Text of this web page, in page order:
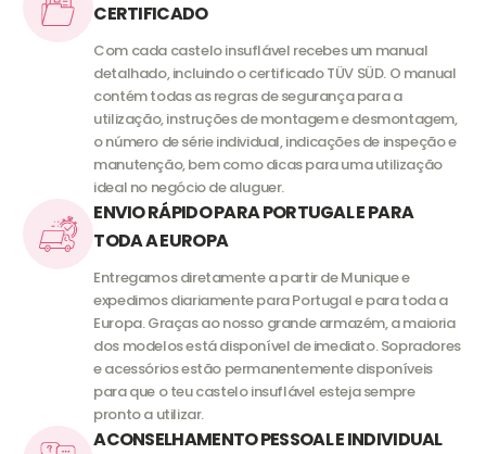
CERTIFICADO
Com cada castelo insuflável recebes um manual
detalhado, incluindo o certificado TÜV SÜD. O manual
contém todas as regras de segurança para a
utilização, instruções de montagem e desmontagem,
o número de série individual, indicações de inspeção e
manutenção, bem como dicas para uma utilização
ideal no negócio de aluguer.
ENVIO RÁPIDO PARA PORTUGAL E PARA
TODA A EUROPA
Entregamos diretamente a partir de Munique e
expedimos diariamente para Portugal e para toda a
Europa. Graças ao nosso grande armazém, a maioria
dos modelos está disponível de imediato. Sopradores
e acessórios estão permanentemente disponíveis
para que o teu castelo insuflável esteja sempre
pronto a utilizar.
ACONSELHAMENTO PESSOAL E INDIVIDUAL